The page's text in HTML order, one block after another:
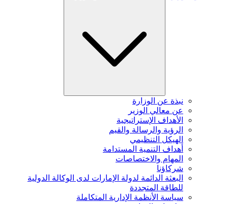
نبذة عن الوزارة
عن معالي الوزير
الأهداف الإستراتيجية
الرؤية والرسالة والقيم
الهيكل التنظيمي
أهداف التنمية المستدامة
المهام والاختصاصات
شركاؤنا
البعثة الدائمة لدولة الإمارات لدى الوكالة الدولية
للطاقة المتجددة
سياسة الأنظمة الإدارية المتكاملة